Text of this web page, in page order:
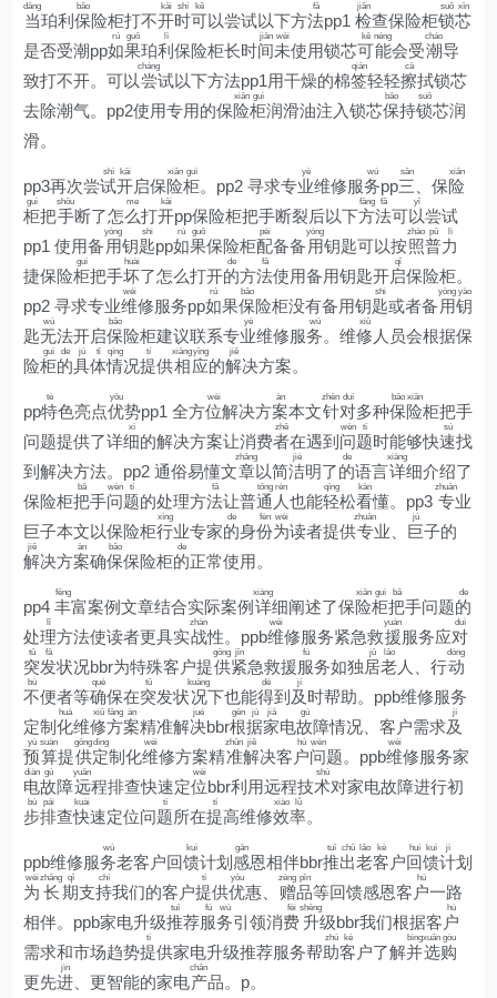
当
dāng
珀利保
bǎo
险柜打不开
kāi
时
shí
可
kě
以尝试以下方法
fǎ
pp1检
jiǎn
查保险柜锁
suǒ
芯
xīn
是否受潮pp如
rú
果
guǒ
珀利
lì
保险柜长时间
jiān
未
wèi
使用锁芯可
kě
能
néng
会受潮
cháo
导
致打不开。可以尝
cháng
试以下方法pp1用干燥的棉签
qiān
轻轻擦
cā
拭锁芯
去除潮气。pp2使用专用的保险
xiǎn
柜
guì
润滑油注入锁芯保
bǎo
持锁
suǒ
芯润
滑。
pp3再次尝试
shì
开
kāi
启保险
xiǎn
柜
guì
。pp2 寻求专业
yè
维修服务
wù
pp三
sān
、保险
xiǎn
柜
guì
把手
shǒu
断了怎么
me
打开
kāi
pp保险柜把手断裂后以下方
fāng
法
fǎ
可以
yǐ
尝试
pp1 使用备 用
yòng
钥匙
shi
pp如
rú
果
guǒ
保险柜配
pèi
备备 用
yòng
钥匙可以按照
zhào
普
pǔ
力
lì
捷保险柜
guì
把手坏
huài
了怎么打开的
de
方法
fǎ
使用备用钥匙开启
qǐ
保险柜。
pp2 寻求专业维
wéi
修服务pp如
rú
果保
bǎo
险柜没有备用钥匙
shi
或者备 用
yòng
钥
yào
匙无
wú
法开启保
bǎo
险柜建议联系专业
yè
维修服务
wù
。维修
xiū
人员会根据保
险柜
guì
的
de
具
jù
体
tǐ
情
qíng
况提
tí
供相
xiāng
应
yīng
的解
jiě
决方案。
pp特
tè
色亮点优
yōu
势pp1 全方位
wèi
解决方案
àn
本文针
zhēn
对
duì
多种保
bǎo
险
xiǎn
柜把手
问题提供了详细
xì
的解决方案让消费者
zhě
在遇到 问
wèn
题
tí
时能够快速
sù
找
到解决方法。pp2 通俗易懂文章
zhāng
以简洁
jié
明了的
de
语言详
xiáng
细介绍了
保险柜把
bǎ
手问
wèn
题
tí
的处理方法
fǎ
让普通
tōng
人
rén
也能轻
qīng
松看
kàn
懂。pp3 专
zhuān
业
巨子本文以保险柜行
xíng
业专家的
de
身份
fèn
为
wèi
读者提供专
zhuān
业、 巨
jù
子的
解
jiě
决方案
àn
确保
bǎo
保险柜的
de
正常使用。
pp4丰
fēng
富案例文章结合实际案例详
xiáng
细阐述了保险
xiǎn
柜
guì
把
bǎ
手问题的
de
处理
lǐ
方法使读者更具实战
zhàn
性。ppb维
wéi
修服务紧急救援
yuán
服务应对
duì
突
tū
发
fā
状况bbr为特殊客户提供
gōng
紧
jǐn
急救援服
fú
务如独居
jū
老
lǎo
人、行动
dòng
不
bù
便者等确
què
保在突
tū
发状况
kuàng
下也能得
dé
到 及
jí
时帮助。ppb维修服务
定制化
huà
维修
xiū
方
fāng
案
àn
精准解决
jué
bbr根
gēn
据
jù
家
jiā
电故
gù
障情况、客户需求及
jí
预
yù
算
suàn
提供
gōng
定
dìng
制化维
wéi
修方案精准
zhǔn
解
jiě
决客 户
hù
问
wèn
题。ppb维
wéi
修服务家
电
diàn
故
gù
障远
yuǎn
程排查快速定位
wèi
bbr利用远程技术
shù
对家电故障进行初
步
bù
排
pái
查快
kuài
速定位问题
tí
所在提
tí
高维修效
xiào
率
lǜ
。
ppb维修服务
wù
老客户回馈
kuì
计划感
gǎn
恩相伴bbr推
tuī
出
chū
老
lǎo
客
kè
户回
huí
馈
kuì
计
jì
划
为
wèi
长
zhǎng
期
qī
支持
chí
我们的客户提
tí
供优
yōu
惠、 赠
zèng
品
pǐn
等回馈感恩客 户
hù
一路
相伴。ppb家电升级推
tuī
荐服
fú
务
wù
引领消费
fèi
升
shēng
级bbr我们根据客 户
hù
需求和市场趋势提
tí
供家电升级推荐服务帮助
zhù
客
kè
户了解并
bìng
选
xuǎn
购
gòu
更先进
jìn
、更智能的家电产
chǎn
品。p。